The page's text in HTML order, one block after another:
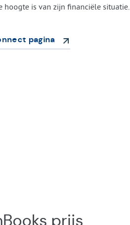
hoogte is van zijn financiële situatie.
pagina
prijs